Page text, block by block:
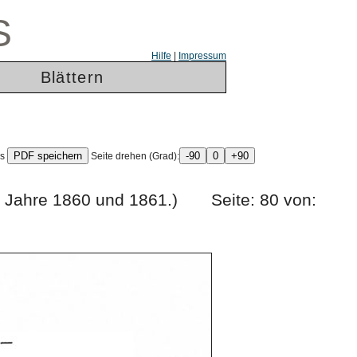
Hilfe Impressum
Blättern
Seite drehen (Grad):
Jahre 1860 und 1861.) Seite: 80 von: